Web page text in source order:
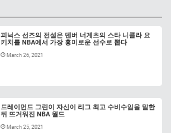
피닉스 선즈의 전설은 덴버 너게츠의 스타 니콜라 요
키치를 NBA에서 가장 흥미로운 선수로 뽑다
March 26, 2021
드레이먼드 그린이 자신이 리그 최고 수비수임을 말한
뒤 뜨거워진 NBA 월드
March 25, 2021